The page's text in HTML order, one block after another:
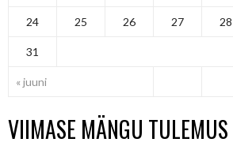
« juuni
24 25 26 27 28
31
VIIMASE MÄNGU TULEMUS